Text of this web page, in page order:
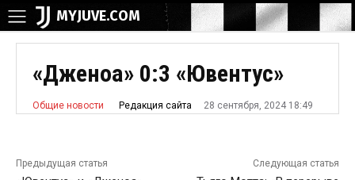
MYJUVE.COM
«Дженоа» 0:3 «Ювентус»
Общие новости Редакция сайта 28 сентября, 2024 18:49
Предыдущая статья Следующая статья